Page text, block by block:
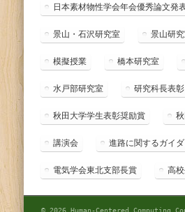
日本素材物性学会年会優秀論文発
景山・石沢研究室 景山研
模擬授業 橋本研究室
水戸部研究室 研究科長表彰
秋田大学学生表彰奨励賞
講演会 進路に関するガイダ
電気学会東北支部長賞 高
© 2026 Human-Centered Computing